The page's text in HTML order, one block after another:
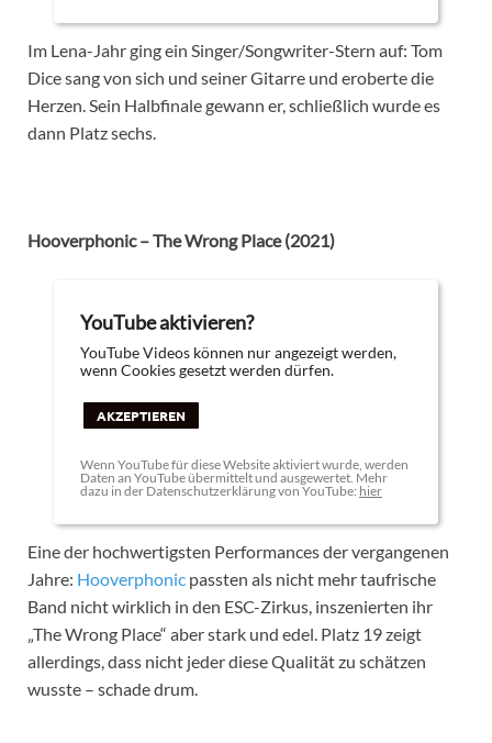
Im Lena-Jahr ging ein Singer/Songwriter-Stern auf: Tom
Dice sang von sich und seiner Gitarre und eroberte die
Herzen. Sein Halbfinale gewann er, schließlich wurde es
dann Platz sechs.
Hooverphonic – The Wrong Place (2021)
YouTube aktivieren?
YouTube Videos können nur angezeigt werden,
wenn Cookies gesetzt werden dürfen.
AKZEPTIEREN
Wenn YouTube für diese Website aktiviert wurde, werden
Daten an YouTube übermittelt und ausgewertet. Mehr
dazu in der Datenschutzerklärung von YouTube: hier
Eine der hochwertigsten Performances der vergangenen
Jahre: Hooverphonic passten als nicht mehr taufrische
Band nicht wirklich in den ESC-Zirkus, inszenierten ihr
„The Wrong Place“ aber stark und edel. Platz 19 zeigt
allerdings, dass nicht jeder diese Qualität zu schätzen
wusste – schade drum.